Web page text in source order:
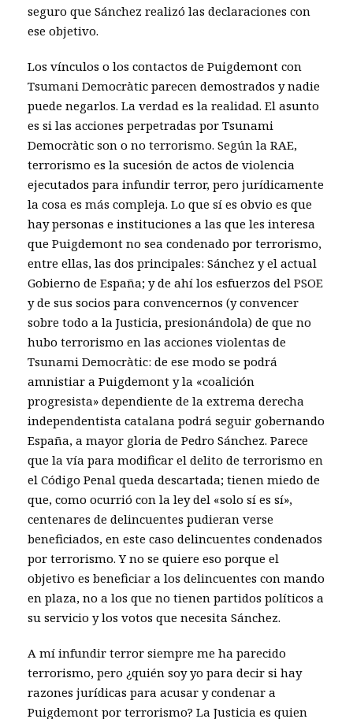
seguro que Sánchez realizó las declaraciones con
ese objetivo.
Los vínculos o los contactos de Puigdemont con
Tsumani Democràtic parecen demostrados y nadie
puede negarlos. La verdad es la realidad. El asunto
es si las acciones perpetradas por Tsunami
Democràtic son o no terrorismo. Según la RAE,
terrorismo es la sucesión de actos de violencia
ejecutados para infundir terror, pero jurídicamente
la cosa es más compleja. Lo que sí es obvio es que
hay personas e instituciones a las que les interesa
que Puigdemont no sea condenado por terrorismo,
entre ellas, las dos principales: Sánchez y el actual
Gobierno de España; y de ahí los esfuerzos del PSOE
y de sus socios para convencernos (y convencer
sobre todo a la Justicia, presionándola) de que no
hubo terrorismo en las acciones violentas de
Tsunami Democràtic: de ese modo se podrá
amnistiar a Puigdemont y la «coalición
progresista» dependiente de la extrema derecha
independentista catalana podrá seguir gobernando
España, a mayor gloria de Pedro Sánchez. Parece
que la vía para modificar el delito de terrorismo en
el Código Penal queda descartada; tienen miedo de
que, como ocurrió con la ley del «solo sí es sí»,
centenares de delincuentes pudieran verse
beneficiados, en este caso delincuentes condenados
por terrorismo. Y no se quiere eso porque el
objetivo es beneficiar a los delincuentes con mando
en plaza, no a los que no tienen partidos políticos a
su servicio y los votos que necesita Sánchez.
A mí infundir terror siempre me ha parecido
terrorismo, pero ¿quién soy yo para decir si hay
razones jurídicas para acusar y condenar a
Puigdemont por terrorismo? La Justicia es quien